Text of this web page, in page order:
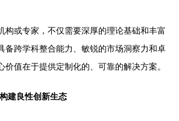
构或专家，不仅需要深厚的理论基础和丰富
备跨学科整合能力、敏锐的市场洞察力和卓
价值在于提供定制化的、可靠的解决方案。
建良性创新生态